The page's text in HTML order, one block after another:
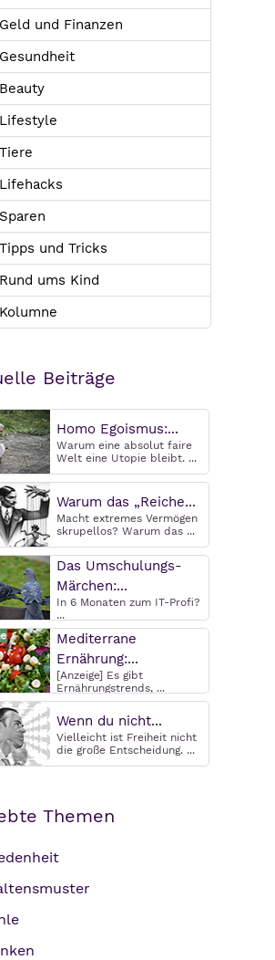
Geld und Finanzen
Gesundheit
Beauty
Lifestyle
Tiere
Lifehacks
Sparen
Tipps und Tricks
Rund ums Kind
Kolumne
Beiträge
Homo Egoismus:...
Warum eine absolut faire
Welt eine Utopie bleibt. ...
Warum das „Reiche...
Macht extremes Vermögen
skrupellos? Warum das ...
Das Umschulungs-
Märchen:...
In 6 Monaten zum IT-Profi?
...
Mediterrane
Ernährung:...
[Anzeige] Es gibt
Ernährungstrends, ...
Wenn du nicht...
Vielleicht ist Freiheit nicht
die große Entscheidung. ...
Themen